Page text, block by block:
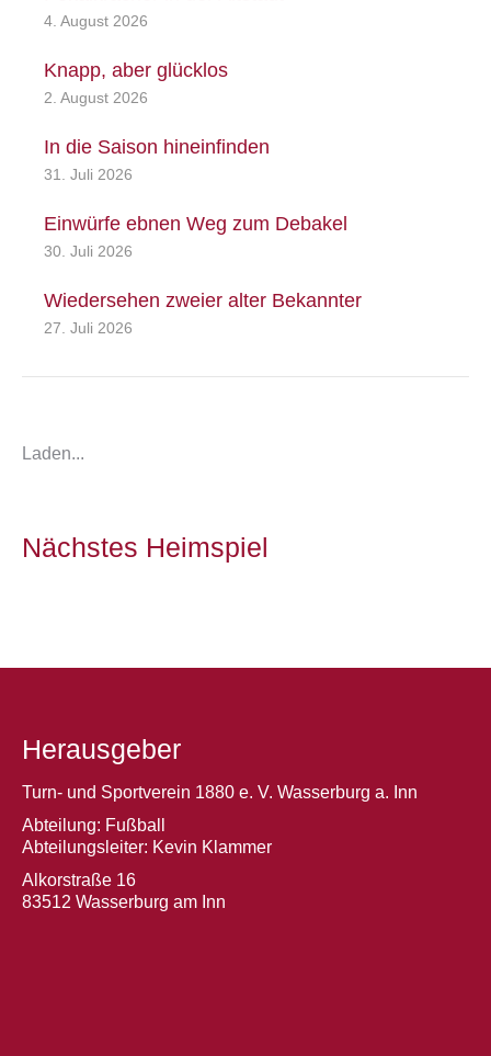
4. August 2026
Knapp, aber glücklos
2. August 2026
In die Saison hineinfinden
31. Juli 2026
Einwürfe ebnen Weg zum Debakel
30. Juli 2026
Wiedersehen zweier alter Bekannter
27. Juli 2026
Laden...
Nächstes Heimspiel
Herausgeber
Turn- und Sportverein 1880 e. V. Wasserburg a. Inn
Abteilung: Fußball
Abteilungsleiter: Kevin Klammer
Alkorstraße 16
83512 Wasserburg am Inn